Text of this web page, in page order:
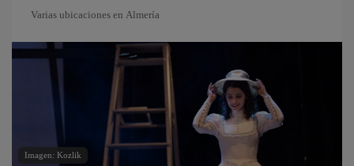
Varias ubicaciones en Almería
Imagen: Kozlik